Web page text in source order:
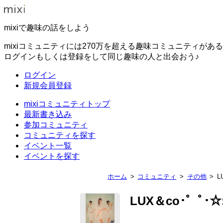
mixiで趣味の話をしよう
mixiコミュニティには270万を超える趣味コミュニティがある
ログインもしくは登録をして同じ趣味の人と出会おう♪
ログイン
新規会員登録
mixiコミュニティトップ
最新書き込み
参加コミュニティ
コミュニティを探す
イベント一覧
イベントを探す
ホーム コミュニティ その他
LUX＆co･゜ﾟ･